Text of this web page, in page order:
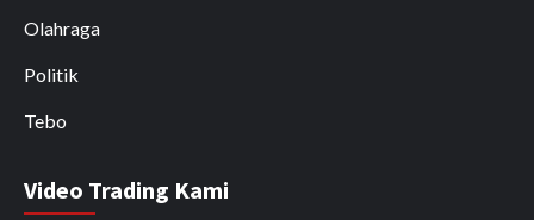
Olahraga
Politik
Tebo
Video Trading Kami